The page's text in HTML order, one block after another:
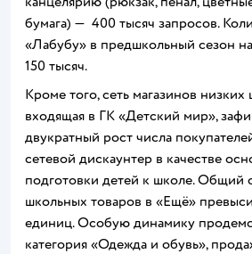
бумага) — 400 тысяч запросов.
«Лабубу» в предшкольный сезон
150 тысяч.
Кроме того, сеть магазинов
входящая в ГК «Детский мир»,
двукратный рост числа
сетевой дискаунтер в качестве
подготовки детей к школе. Общий
школьных товаров в «Ещё»
единиц. Особую динамику
категория «Одежда и обувь»,